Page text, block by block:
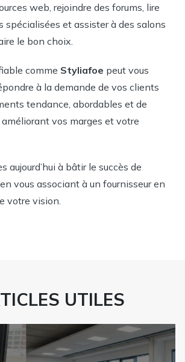
web, rejoindre des forums, lire
spécialisées et assister à des salons
le bon choix.
comme Styliafoe peut vous
à la demande de vos clients
tendance, abordables et de
vos marges et votre
aujourd’hui à bâtir le succès de
vous associant à un fournisseur en
votre vision.
UTILES